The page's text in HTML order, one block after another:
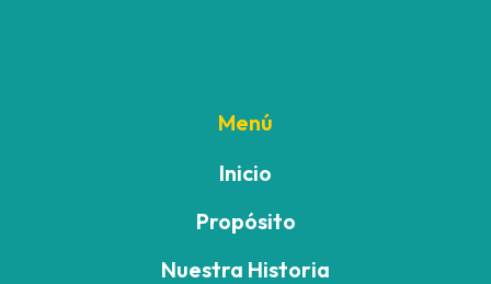
Menú
Inicio
Propósito
Nuestra Historia